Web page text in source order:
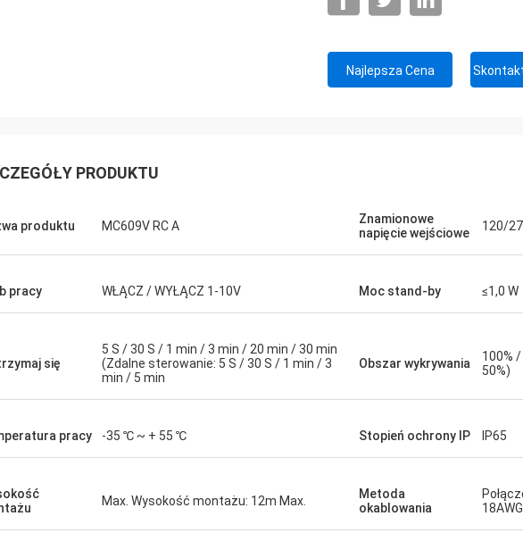
Najlepsza Cena
PRODUKTU
produktu MC609V RC A
Znamionowe
napięcie wejściowe
120/
pracy WŁĄCZ / WYŁĄCZ 1-10V Moc stand-by ≤1,0 W
się
5 S / 30 S / 1 min / 3 min / 20 min / 30 min
(Zdalne sterowanie: 5 S / 30 S / 1 min / 3
min / 5 min
Obszar wykrywania
100%
50%)
pracy -35 ℃ ~ + 55 ℃ Stopień ochrony IP IP65
Max. Wysokość montażu: 12m Max.
Metoda
okablowania
18AWG